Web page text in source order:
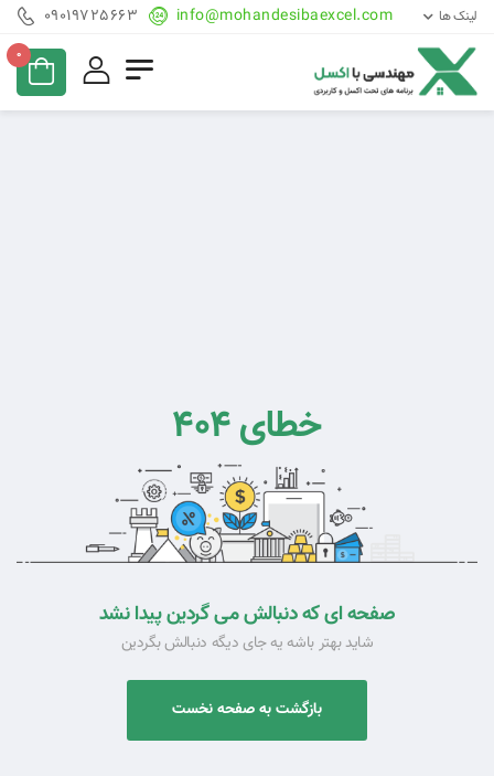
لینک ها 09019725663 info@mohandesibaexcel.com
0
خطای 404
صفحه ای که دنبالش می گردین پیدا نشد
شاید بهتر باشه یه جای دیگه دنبالش بگردین
بازگشت به صفحه نخست